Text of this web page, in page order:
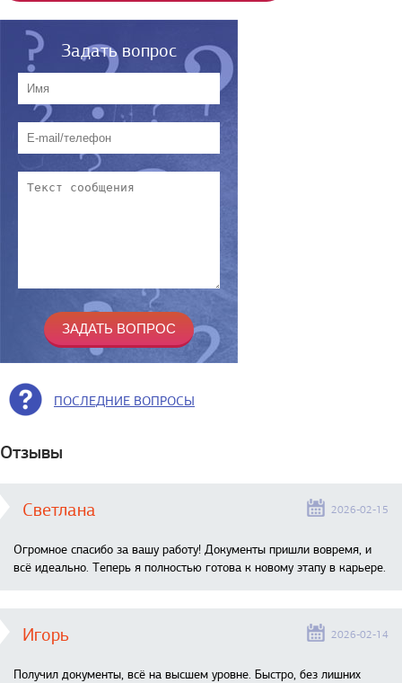
Задать вопрос
ПОСЛЕДНИЕ ВОПРОСЫ
Отзывы
Светлана 2026-02-15
Огромное спасибо за вашу работу! Документы пришли вовремя, и
всё идеально. Теперь я полностью готова к новому этапу в карьере.
Игорь 2026-02-14
Получил документы, всё на высшем уровне. Быстро, без лишних